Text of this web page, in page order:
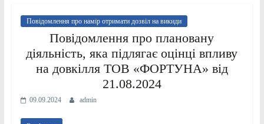
Повідомлення про намір отримати дозвіл на викиди
Повідомлення про плановану
діяльність, яка підлягає оцінці впливу
на довкілля ТОВ «ФОРТУНА» від
21.08.2024
09.09.2024 admin